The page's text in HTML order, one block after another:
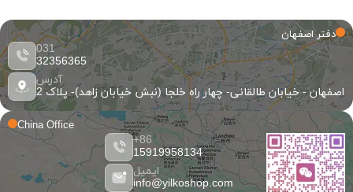
China Office
86+
15919958134
ایمیل
info@yilkoshop.com
دفتر اصفهان
031
32356365
آدرس
اصفهان - خیابان طالقانی- چهار راه خلجا (نبش خیابان زاهد)- پلاک 2